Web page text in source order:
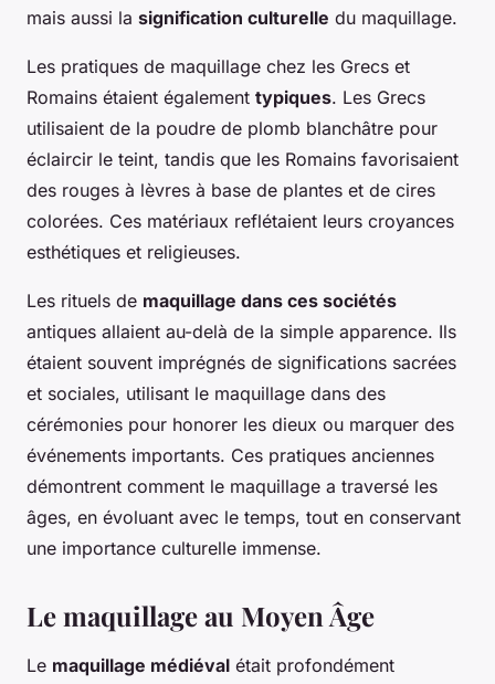
mais aussi la signification culturelle du maquillage.
Les pratiques de maquillage chez les Grecs et
Romains étaient également typiques. Les Grecs
utilisaient de la poudre de plomb blanchâtre pour
éclaircir le teint, tandis que les Romains favorisaient
des rouges à lèvres à base de plantes et de cires
colorées. Ces matériaux reflétaient leurs croyances
esthétiques et religieuses.
Les rituels de maquillage dans ces sociétés
antiques allaient au-delà de la simple apparence. Ils
étaient souvent imprégnés de significations sacrées
et sociales, utilisant le maquillage dans des
cérémonies pour honorer les dieux ou marquer des
événements importants. Ces pratiques anciennes
démontrent comment le maquillage a traversé les
âges, en évoluant avec le temps, tout en conservant
une importance culturelle immense.
Le maquillage au Moyen Âge
Le maquillage médiéval était profondément